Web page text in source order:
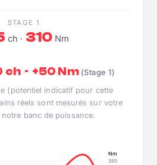
STAGE 1
ch · 310Nm
ch · +50 Nm (Stage 1)
(potentiel indicatif pour cette
réels sont mesurés sur votre
banc de puissance.
350
Nm